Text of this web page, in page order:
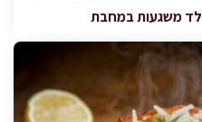
משגעות במחבת